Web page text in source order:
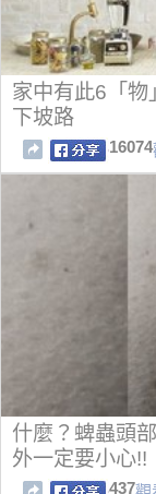
家中有此6「物
下坡路
16074
什麼？蜱蟲頭
外一定要小心!!
437